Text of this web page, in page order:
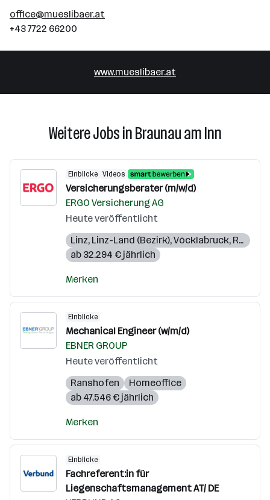
office@mueslibaer.at
+43 7722 66200
www.mueslibaer.at
Weitere Jobs in Braunau am Inn
Einblicke Videos
Versicherungsberater (m/w/d)
ERGO Versicherung AG
Heute veröffentlicht
Linz, Linz-Land (Bezirk),Vöcklabruck, Ried im Innkreis
ab 32.294 € jährlich
Merken
Einblicke
Mechanical Engineer (w/m/d)
EBNER GROUP
Heute veröffentlicht
Ranshofen
Homeoffice
ab 47.546 € jährlich
Merken
Einblicke
Fachreferent:in für
Liegenschaftsmanagement AT/ DE